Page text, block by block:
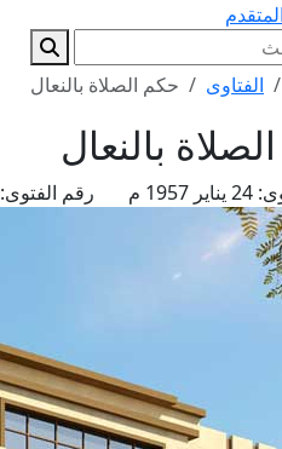
الفتاوى حكم الصلاة بالنعال
بالنعال
رقم الفتوى: